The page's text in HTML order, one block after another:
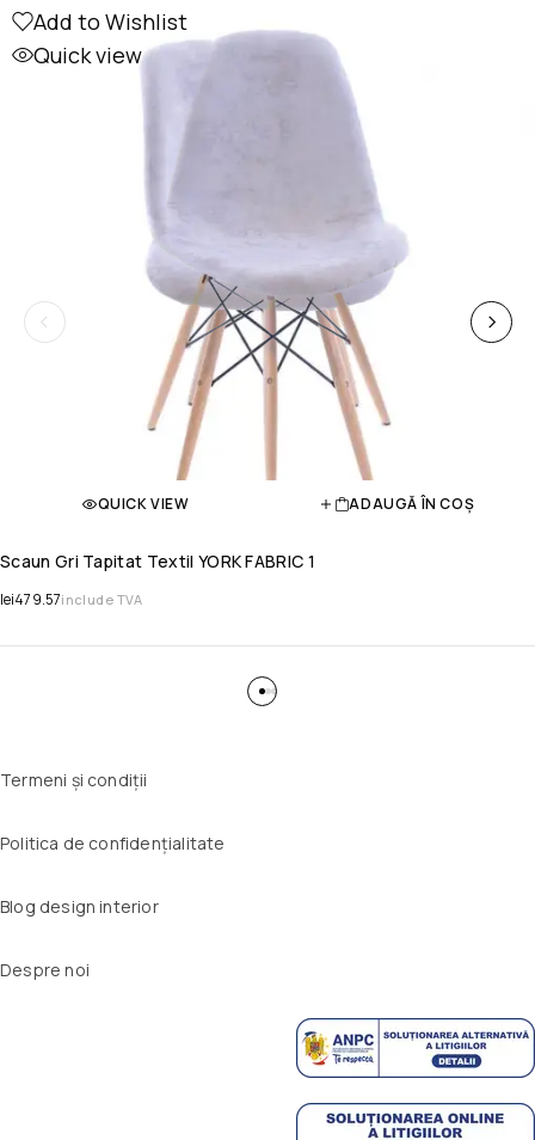
Add to Wishlist
Quick view
QUICK VIEW ADAUGĂ ÎN COȘ
Scaun Gri Tapitat Textil YORK FABRIC 1
lei479.57include TVA
Termeni și condiții
Politica de confidențialitate
Blog design interior
Despre noi